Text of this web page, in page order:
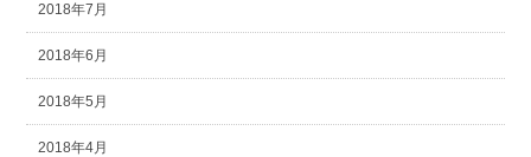
2018年7月
2018年6月
2018年5月
2018年4月